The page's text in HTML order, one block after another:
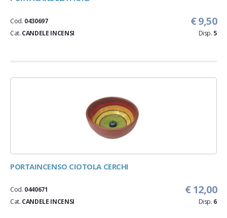
€ 9,50
Cod. 0430697
Cat. CANDELE INCENSI Disp. 5
PORTAINCENSO CIOTOLA CERCHI
€ 12,00
Cod. 0440671
Cat. CANDELE INCENSI Disp. 6